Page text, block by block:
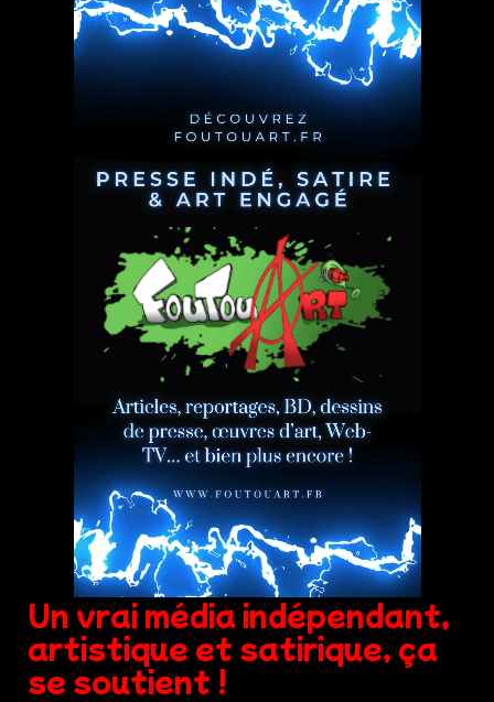
Un vrai média indépendant,
artistique et satirique, ça
se soutient !